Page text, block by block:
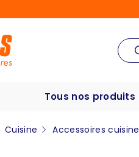
Tous nos produits
Cuisine Accessoires cuisine